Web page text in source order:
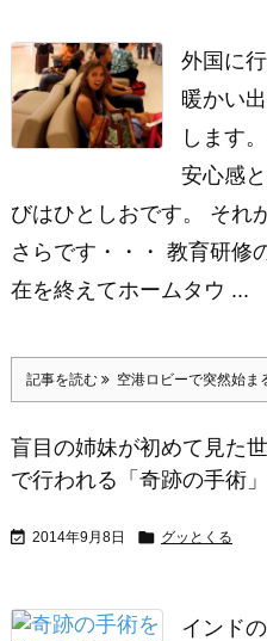
外国に
暖かい
します
安心感
びはひとしおです。 それ
さらです・・・ 教育研修
在を終えてホームタウ ...
記事を読む 空港ロビーで突然始ま
盲目の姉妹が初めて見た
で行われる「奇跡の手術
 2014年9月8日  グッとくる
インド